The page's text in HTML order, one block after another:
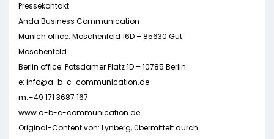
Pressekontakt:
Anda Business Communication
Munich office: Möschenfeld 16D – 85630 Gut
Möschenfeld
Berlin office: Potsdamer Platz 1D – 10785 Berlin
e: info@a-b-c-communication.de
m:+49 171 3687 167
www.a-b-c-communication.de
Original-Content von: Lynberg, übermittelt durch